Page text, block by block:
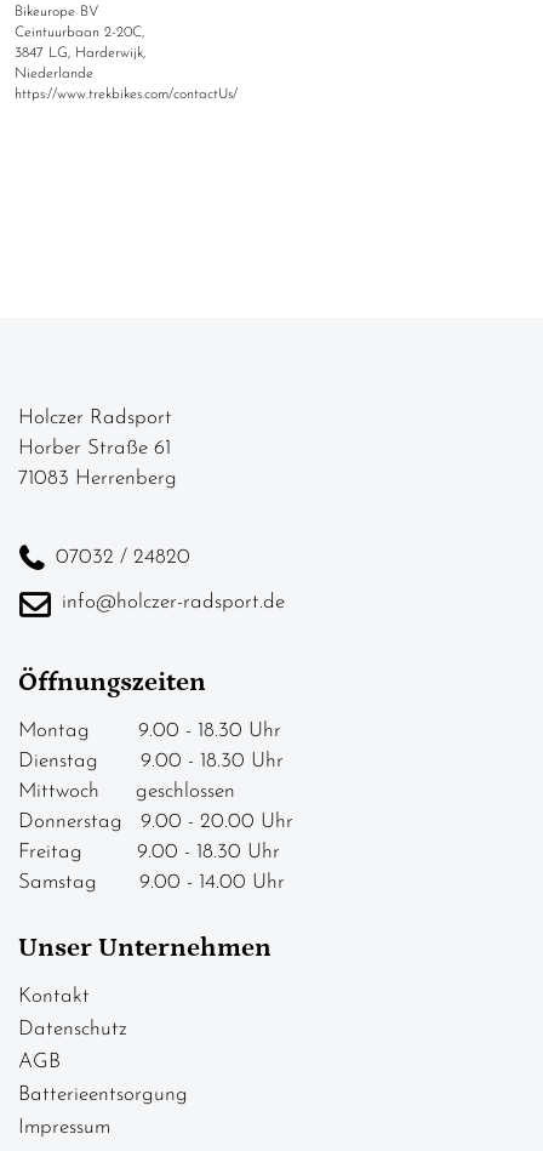
Bikeurope BV
Ceintuurbaan 2-20C,
3847 LG, Harderwijk,
Niederlande
https://www.trekbikes.com/contactUs/
Holczer Radsport
Horber Straße 61
71083 Herrenberg
07032 / 24820
info@holczer-radsport.de
Öffnungszeiten
Montag 9.00 - 18.30 Uhr
Dienstag 9.00 - 18.30 Uhr
Mittwoch geschlossen
Donnerstag 9.00 - 20.00 Uhr
Freitag 9.00 - 18.30 Uhr
Samstag 9.00 - 14.00 Uhr
Unser Unternehmen
Kontakt
Datenschutz
AGB
Batterieentsorgung
Impressum